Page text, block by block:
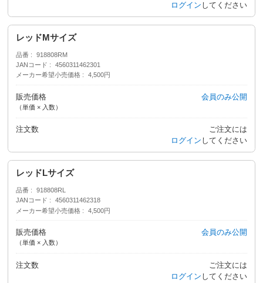
ログイン してください
レッドMサイズ
品番
918808RM
JANコード
4560311462301
メーカー希望小売価格
4,500円
販売価格
（単価 × 入数）
会員のみ公開
注文数
ご注文には
ログイン してください
レッドLサイズ
品番
918808RL
JANコード
4560311462318
メーカー希望小売価格
4,500円
販売価格
（単価 × 入数）
会員のみ公開
注文数
ご注文には
ログイン してください